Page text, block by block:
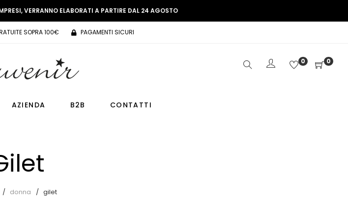
VERRANNO ELABORATI A PARTIRE DAL 24 AGOSTO
SOPRA 100€ PAGAMENTI SICURI
0 0
AZIENDA B2B CONTATTI
donna gilet